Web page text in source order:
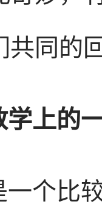
共同的
上的
一个比